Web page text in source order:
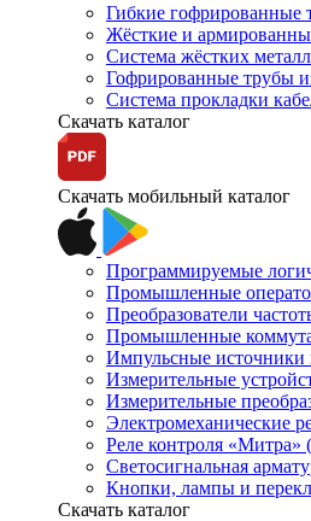
Гибкие гофрированные
Жёсткие и
Система жёстких
Гофрированные трубы
Система прокладки
Скачать каталог
Скачать мобильный каталог
Программируемые
Промышленные
Преобразователи
Промышленные
Импульсные
Измерительные
Измерительные
Электромеханические
Реле контроля «Митра»
Светосигнальная
Кнопки, лампы и
Скачать каталог